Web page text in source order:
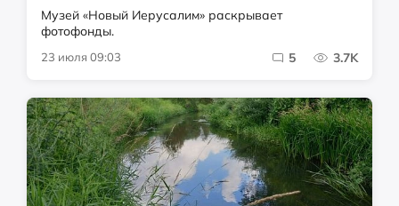
Музей «Новый Иерусалим» раскрывает
фотофонды.
23 июля 09:03 5 3.7K